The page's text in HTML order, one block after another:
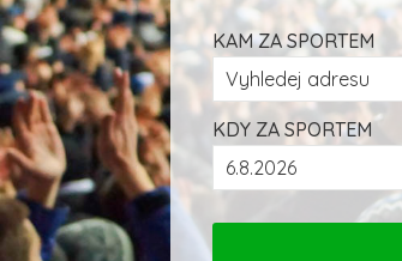
KAM ZA SPORTEM
KDY ZA SPORTEM